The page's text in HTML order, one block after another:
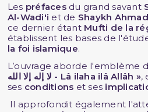
Les préfacesdu grand savant
Al-Wadi'i et de Shaykh
ce dernier étant Mufti de la
établissent les bases de
la foi islamique.
L’ouvrage aborde l'emblème
لا إله إلا الله - Lâ ilaha ilâ Allâh »,
ses conditions et ses
Il approfondit également